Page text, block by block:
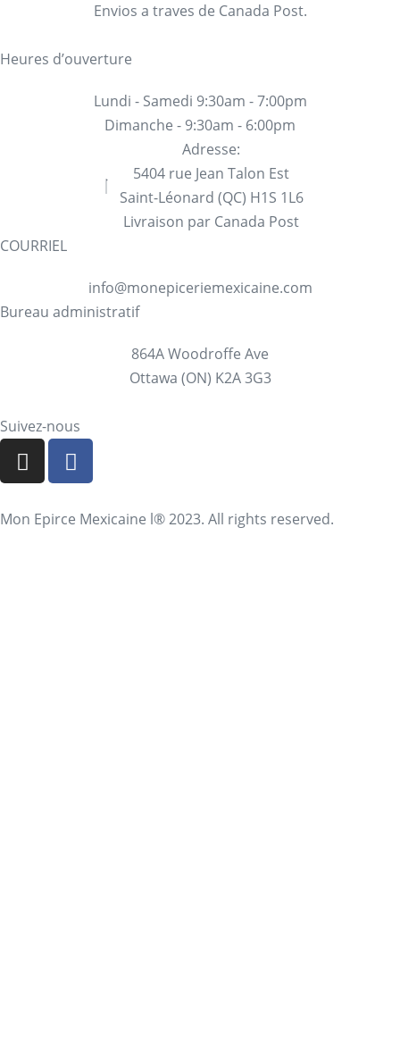
Envios a traves de Canada Post.
Heures d’ouverture
Lundi - Samedi 9:30am - 7:00pm
Dimanche - 9:30am - 6:00pm
Adresse:
5404 rue Jean Talon Est
Saint-Léonard (QC) H1S 1L6
Livraison par Canada Post
COURRIEL
info@monepiceriemexicaine.com
Bureau administratif
864A Woodroffe Ave
Ottawa (ON) K2A 3G3
Suivez-nous
Mon Epirce Mexicaine l® 2023. All rights reserved.